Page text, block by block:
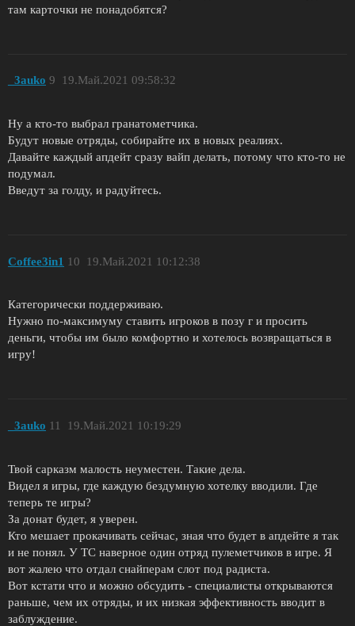
там карточки не понадобятся?
_3auko 19.Май.2021 09:58:32
9
Ну а кто-то выбрал гранатометчика.
Будут новые отряды, собирайте их в новых реалиях.
Давайте каждый апдейт сразу вайп делать, потому что кто-то не
подумал.
Введут за голду, и радуйтесь.
Coffee3in1 19.Май.2021 10:12:38
10
Категорически поддерживаю.
Нужно по-максимуму ставить игроков в позу г и просить
деньги, чтобы им было комфортно и хотелось возвращаться в
игру!
_3auko 19.Май.2021 10:19:29
11
Твой сарказм малость неуместен. Такие дела.
Видел я игры, где каждую бездумную хотелку вводили. Где
теперь те игры?
За донат будет, я уверен.
Кто мешает прокачивать сейчас, зная что будет в апдейте я так
и не понял. У ТС наверное один отряд пулеметчиков в игре. Я
вот жалею что отдал снайперам слот под радиста.
Вот кстати что и можно обсудить - специалисты открываются
раньше, чем их отряды, и их низкая эффективность вводит в
заблуждение.